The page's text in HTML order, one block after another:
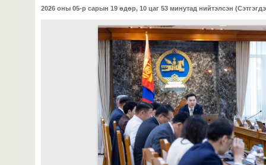
2026 оны 05-р сарын 19 өдөр, 10 цаг 53 минутад нийтэлсэн (